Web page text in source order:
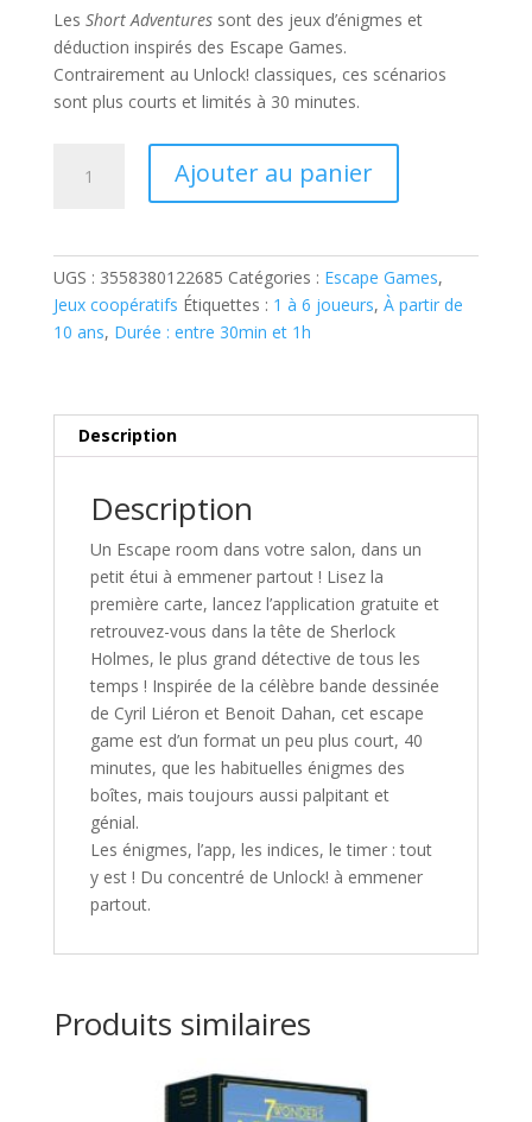
Les Short Adventuressont des jeux d’énigmes et
déduction inspirés des Escape Games.
Contrairement au Unlock! classiques, ces scénarios
sont plus courts et limités à 30 minutes.
ADVENTURES
:
SHERLOCK
Ajouter au panier
UGS : 3558380122685 Catégories : Escape Games,
Jeux coopératifs Étiquettes : 1 à 6 joueurs, À partir de
10 ans, Durée : entre 30min et 1h
Description
Description
Un Escape room dans votre salon, dans un
petit étui à emmener partout ! Lisez la
première carte, lancez l’application gratuite et
retrouvez-vous dans la tête de Sherlock
Holmes, le plus grand détective de tous les
temps ! Inspirée de la célèbre bande dessinée
de Cyril Liéron et Benoit Dahan, cet escape
game est d’un format un peu plus court, 40
minutes, que les habituelles énigmes des
boîtes, mais toujours aussi palpitant et
génial.
Les énigmes, l’app, les indices, le timer : tout
y est ! Du concentré de Unlock! à emmener
partout.
Produits similaires